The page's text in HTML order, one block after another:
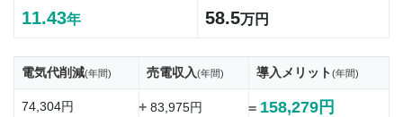
11.43年 58.5万円
電気代削減(年間) 売電収入(年間) 導入メリット(年間)
74,304円 +83,975円 = 158,279円